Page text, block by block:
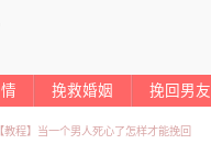
挽救婚姻 挽回男友
【教程】当一个男人死心了怎样才能挽回